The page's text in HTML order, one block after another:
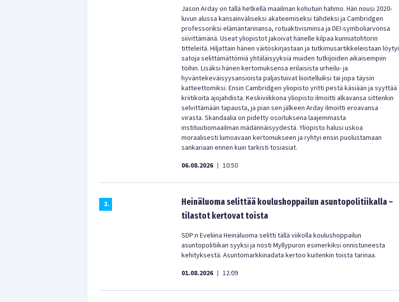
Jason Arday on tällä hetkellä maailman kohutuin hahmo. Hän nousi 2020-
luvun alussa kansainväliseksi akateemiseksi tähdeksi ja Cambridgen
professoriksi elämäntarinansa, rotuaktivisminsa ja DEI-symboliarvonsa
siivittämänä. Useat yliopistot jakoivat hänelle kilpaa kunniatohtorin
titteleitä. Hiljattain hänen väitöskirjastaan ja tutkimusartikkeleistaan löytyi
satoja selittämättömiä yhtäläisyyksiä muiden tutkijoiden aikaisempiin
töihin. Lisäksi hänen kertomuksensa erilaisista urheilu- ja
hyväntekeväisyysansioista paljastuivat liioitelluiksi tai jopa täysin
katteettomiksi. Ensin Cambridgen yliopisto yritti pestä käsiään ja syyttää
kriitikoita ajojahdista. Keskiviikkona yliopisto ilmoitti alkavansa sittenkin
selvittämään tapausta, ja pian sen jälkeen Arday ilmoitti eroavansa
virasta. Skandaalia on pidetty osoituksena laajemmasta
instituutiomaailman mädännäisyydestä. Yliopisto halusi uskoa
moraalisesti lumoavaan kertomukseen ja ryhtyi ensin puolustamaan
sankariaan ennen kuin tarkisti tosiasiat.
06.08.2026 | 10:50
3.
Heinäluoma selittää koulushoppailun asuntopolitiikalla –
tilastot kertovat toista
SDP:n Eveliina Heinäluoma selitti tällä viikolla koulushoppailun
asuntopolitiikan syyksi ja nosti Myllypuron esimerkiksi onnistuneesta
kehityksestä. Asuntomarkkinadata kertoo kuitenkin toista tarinaa.
01.08.2026 | 12:09